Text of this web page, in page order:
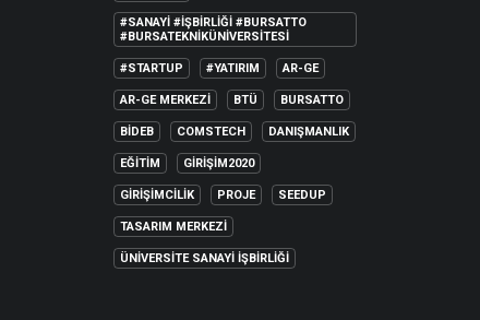
#SANAYI #IŞBIRLIĞI #BURSATTO
#BURSATEKNIKÜNIVERSITESI
#STARTUP #YATIRIM AR-GE
AR-GE MERKEZI BTÜ BURSATTO
BİDEB COMSTECH DANIŞMANLIK
EĞITIM GIRIŞIM2020
GIRIŞIMCILIK PROJE SEEDUP
TASARIM MERKEZI
ÜNIVERSITE SANAYI İŞBIRLIĞI